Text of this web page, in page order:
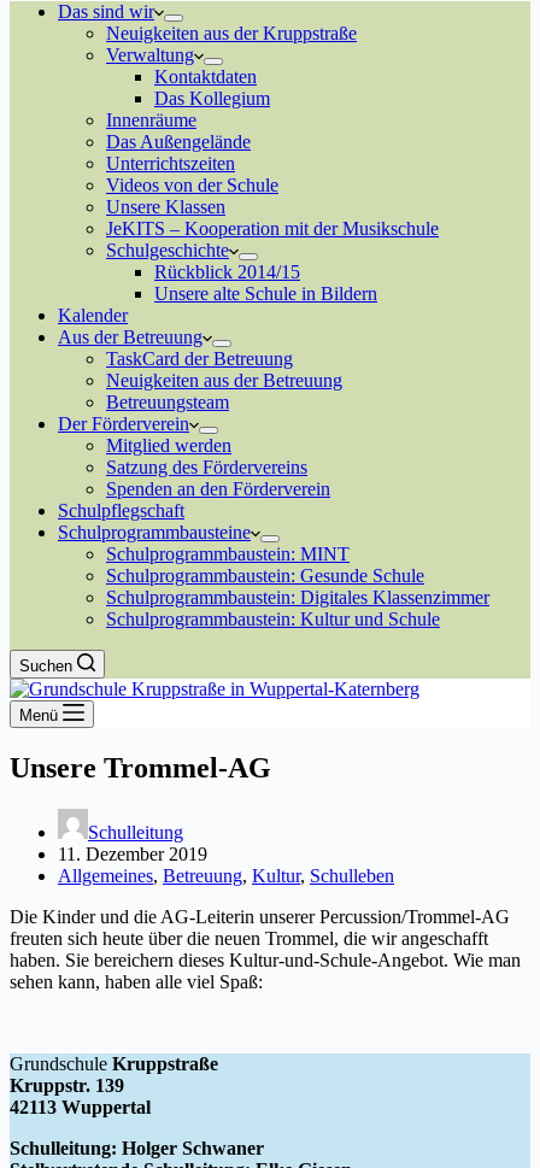
Das sind wir
Neuigkeiten aus der Kruppstraße
Verwaltung
Kontaktdaten
Das Kollegium
Innenräume
Das Außengelände
Unterrichtszeiten
Videos von der Schule
Unsere Klassen
JeKITS – Kooperation mit der Musikschule
Schulgeschichte
Rückblick 2014/15
Unsere alte Schule in Bildern
Kalender
Aus der Betreuung
TaskCard der Betreuung
Neuigkeiten aus der Betreuung
Betreuungsteam
Der Förderverein
Mitglied werden
Satzung des Fördervereins
Spenden an den Förderverein
Schulpflegschaft
Schulprogrammbausteine
Schulprogrammbaustein: MINT
Schulprogrammbaustein: Gesunde Schule
Schulprogrammbaustein: Digitales Klassenzimmer
Schulprogrammbaustein: Kultur und Schule
Suchen
Menü
Unsere Trommel-AG
Schulleitung
11. Dezember 2019
Allgemeines, Betreuung, Kultur, Schulleben
Die Kinder und die AG-Leiterin unserer Percussion/Trommel-AG
freuten sich heute über die neuen Trommel, die wir angeschafft
haben. Sie bereichern dieses Kultur-und-Schule-Angebot. Wie man
sehen kann, haben alle viel Spaß:
Grundschule Kruppstraße
Kruppstr. 139
42113 Wuppertal
Schulleitung: Holger Schwaner